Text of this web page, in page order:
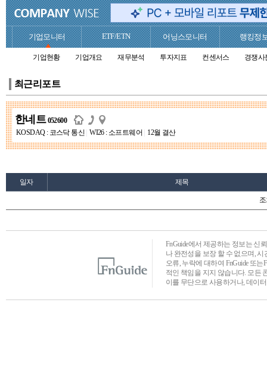
기업모니터 ETF/ETN 어닝스모니터 랭킹정
기업현황 기업개요 재무분석 투자지표 컨센서스 경쟁사
최근리포트
한네트052600
KOSDAQ : 코스닥 통신 WI26 : 소프트웨어 12월 결산
일자 제목
FnGuide에서 제공하는 정보는 신
나 완전성을 보장 할 수 없으며,
오류, 누락에 대하여 FnGuide 또
적인 책임을 지지 않습니다. 모든
이를 무단으로 사용하거나, 데이